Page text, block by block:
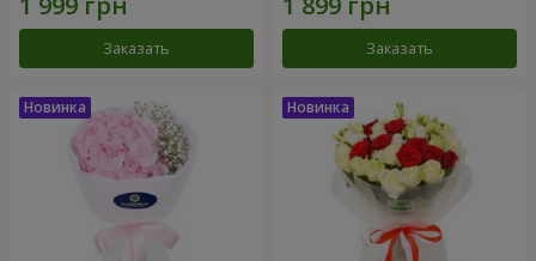
Заказать Заказать